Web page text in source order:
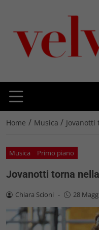
Home / Musica /
Musica Primo piano
Jovanotti torna
Chiara Scioni - 28